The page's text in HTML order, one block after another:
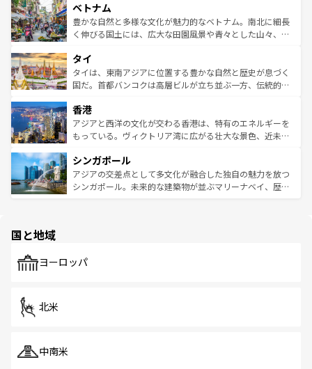
参照してほしい。
容にもいいと評判のスイーツなど、バラエティ豊かな料理
が味わえる。 なお、新着の台湾情報は コンテンツ一覧を参
照してほしい。
き、地方に足を延ばせば四季折々の自然美を楽しむことが
できる。そして、キムチや焼肉、絶品のストリートフード
まで、さまざまな韓国料理が待っている。夜には、韓国な
リティに包まれながら、韓国の多彩な魅力を心ゆくまで味
わってみてほしい。 なお、新着の韓国情報はコンテンツ一
覧を参照してほしい。
ベトナム
豊かな自然と多様な文化が魅力的なベトナム。南北に細長
く伸びる国土には、広大な田園風景や青々とした山々、世
急速な発展と共に伝統が息づく。ハノイの古い町並みやホ
ーチミン市のフランス統治時代の建物も、独特の雰囲気を
醸し出している。また、バラエティの豊かさとおいしさで
とつ。フォーやバインミー、ベトナムコーヒーなどは、ぜ
ひ現地で味わいたい。どの地域を訪れてもあたたかい人々
が旅行者を迎えてくれるので、きっと忘れられない旅にな
参照してほしい。
タイ
タイは、東南アジアに位置する豊かな自然と歴史が息づく
国だ。首都バンコクは高層ビルが立ち並ぶ一方、伝統的な
の活気が交差している。北部ではチェンマイなどの山岳地
帯で自然と触れ合い、南部ではプーケットやクラビの美し
いビーチでリゾート気分を楽しむことができる。タイ料理
激する。気候は一年中温暖で、どの季節にも異なる楽しみ
が待っている。親しみやすいタイの人々、仏教を中心とし
た文化、そして多様な観光資源が、訪れる旅人を魅了し続
香港
アジアと西洋の文化が交わる香港は、特有のエネルギーを
もっている。ヴィクトリア湾に広がる壮大な景色、近未来
み、どこを訪れても感動するはず。観光スポットが密集し
ており、効率よく見どころを回れるのも魅力。息をのむよ
うな絶景から文化的な体験まで、香港を存分に楽しみ尽く
シンガポール
アジアの交差点として多文化が融合した独自の魅力を放つ
シンガポール。未来的な建築物が並ぶマリーナベイ、歴史
で、ホーカーズは地元の風情を楽しめる外せないスポット
国と地域
ヨーロッパ
北米
中南米